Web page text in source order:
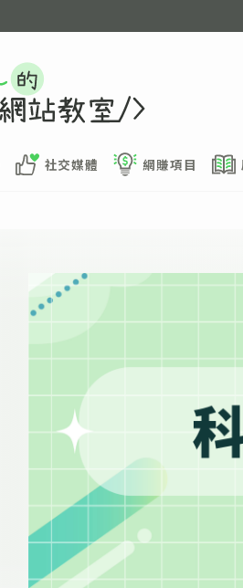
社交媒體 網賺項目